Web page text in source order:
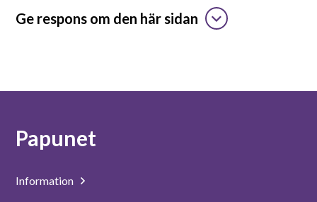
Ge respons om den här sidan
Papunet
Information